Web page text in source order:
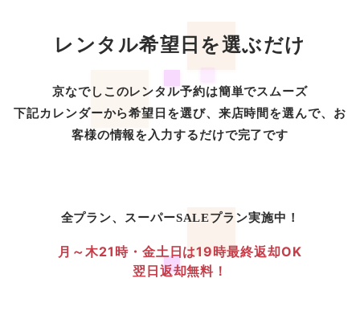
レンタル希望日を選ぶだけ
京なでしこのレンタル予約は簡単でスムーズ
下記カレンダーから希望日を選び、来店時間を選んで、お
客様の情報を入力するだけで完了です
全プラン、スーパーSALEプラン実施中！
月～木21時・金土日は19時最終返却OK
翌日返却無料！